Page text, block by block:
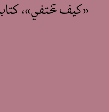
«كيف تختفي»، كتابة